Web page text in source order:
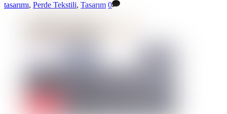
tasarımı, Perde Tekstili, Tasarım 0